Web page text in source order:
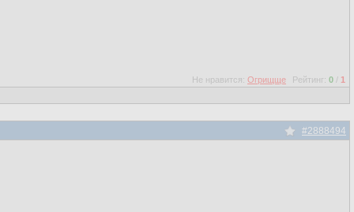
Рейтинг: 0 / 1
Не нравится: Огрищще
#2888494